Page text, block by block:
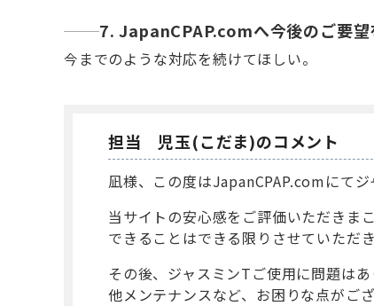
7. JapanCPAP.comへ今後のご要望
今までのような対応を続けてほしい。
担当 児玉(こだま)のコメント
凪様、この度はJapanCPAP.comにて
当サイトの安心感をご評価いただきま
できることはできる限りさせていただ
その後、ジャスミンTご使用に問題は
他メンテナンスなど、お困りな点がご